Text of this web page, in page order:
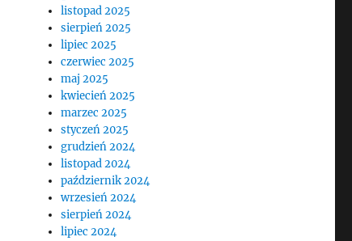
listopad 2025
sierpień 2025
lipiec 2025
czerwiec 2025
maj 2025
kwiecień 2025
marzec 2025
styczeń 2025
grudzień 2024
listopad 2024
październik 2024
wrzesień 2024
sierpień 2024
lipiec 2024